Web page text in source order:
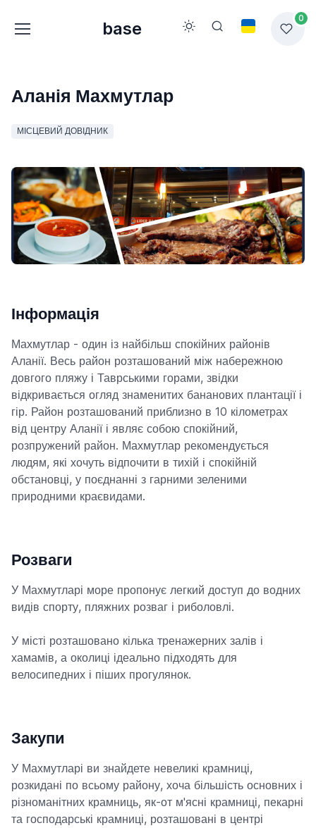
base
0
Аланія Махмутлар
МІСЦЕВИЙ ДОВІДНИК
Інформація
Махмутлар - один із найбільш спокійних районів
Аланії. Весь район розташований між набережною
довгого пляжу і Таврськими горами, звідки
відкривається огляд знаменитих бананових плантації і
гір. Район розташований приблизно в 10 кілометрах
від центру Аланії і являє собою спокійний,
розпружений район. Махмутлар рекомендується
людям, які хочуть відпочити в тихій і спокійній
обстановці, у поєднанні з гарними зеленими
природними краєвидами.
Розваги
У Махмутларі море пропонує легкий доступ до водних
видів спорту, пляжних розваг і риболовлі.
У місті розташовано кілька тренажерних залів і
хамамів, а околиці ідеально підходять для
велосипедних і піших прогулянок.
Закупи
У Махмутларі ви знайдете невеликі крамниці,
розкидані по всьому району, хоча більшість основних і
різноманітних крамниць, як-от м'ясні крамниці, пекарні
та господарські крамниці, розташовані в центрі